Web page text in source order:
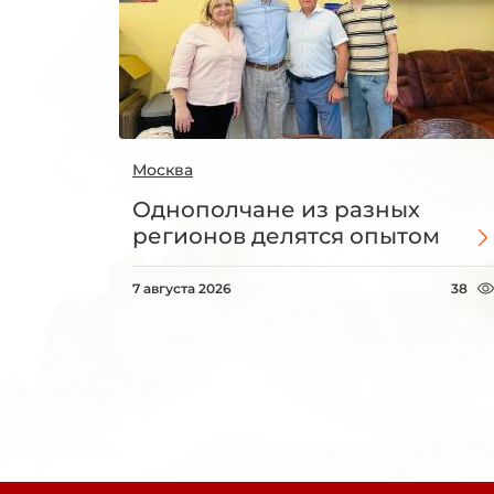
Москва
Однополчане из разных
регионов делятся опытом
7 августа 2026 38